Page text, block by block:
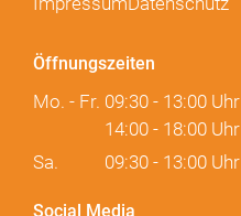
Öffnungszeiten
Mo. - Fr. 09:30 - 13:00 Uhr
14:00 - 18:00 Uhr
Sa.
09:30 - 13:00 Uhr
Social Media